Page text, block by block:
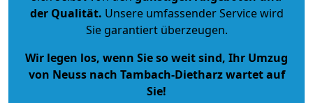
der Qualität. Unsere umfassender Service wird
Sie garantiert überzeugen.
Wir legen los, wenn Sie so weit sind, Ihr Umzug
von Neuss nach Tambach-Dietharz wartet auf
Sie!